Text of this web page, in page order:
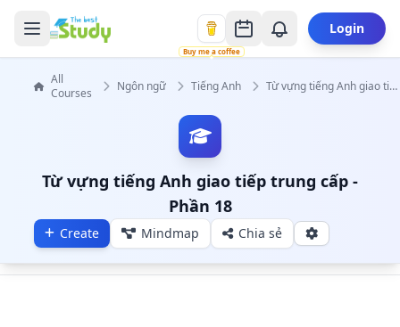
Buy me a coffee
Login
All
Courses
Ngôn ngữ Tiếng Anh Từ vựng tiếng Anh giao tiếp trung cấp
Từ vựng tiếng Anh giao tiếp trung cấp -
Phần 18
Create Mindmap Chia sẻ